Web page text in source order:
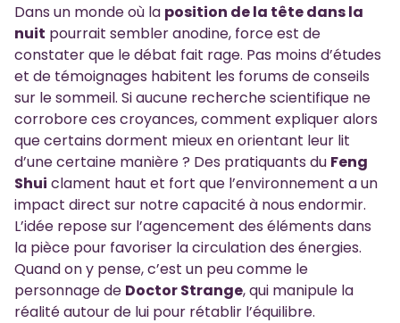
Dans un monde où la position de la tête dans la
nuit pourrait sembler anodine, force est de
constater que le débat fait rage. Pas moins d’études
et de témoignages habitent les forums de conseils
sur le sommeil. Si aucune recherche scientifique ne
corrobore ces croyances, comment expliquer alors
que certains dorment mieux en orientant leur lit
d’une certaine manière ? Des pratiquants du Feng
Shui clament haut et fort que l’environnement a un
impact direct sur notre capacité à nous endormir.
L’idée repose sur l’agencement des éléments dans
la pièce pour favoriser la circulation des énergies.
Quand on y pense, c’est un peu comme le
personnage de Doctor Strange, qui manipule la
réalité autour de lui pour rétablir l’équilibre.